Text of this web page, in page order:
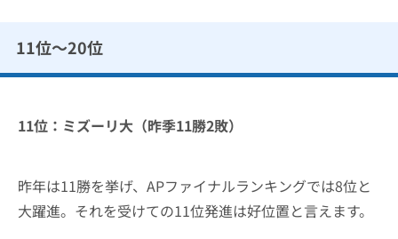
11位〜20位
11位：ミズーリ大（昨季11勝2敗）
昨年は11勝を挙げ、APファイナルランキングでは8位と
大躍進。それを受けての11位発進は好位置と言えます。